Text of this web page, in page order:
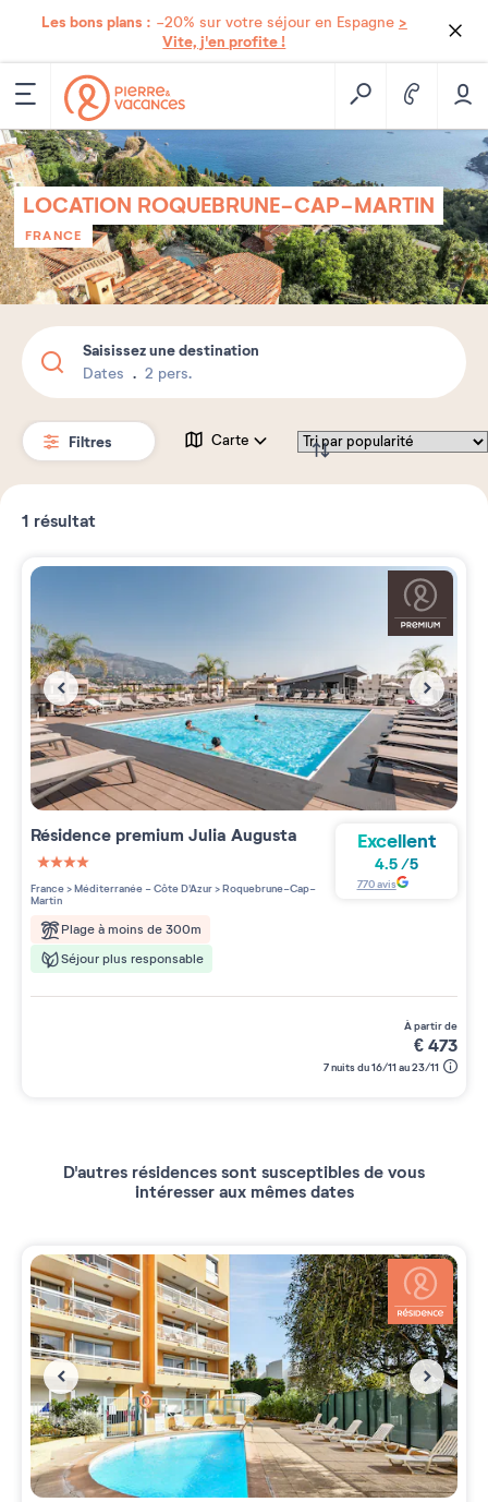
Les bons plans : -20% sur votre séjour en Espagne >
Vite, j'en profite !
LOCATION ROQUEBRUNE-CAP-MARTIN
FRANCE
Saisissez une destination
Dates 2 pers.
Filtres Carte
1 résultat
Résidence premium Julia Augusta
4 étoiles sur 5
France>Méditerranée - Côte D'Azur>Roquebrune-Cap-
Martin
Plage à moins de 300m
Séjour plus responsable
Excellent
4.5/5
770avis
à partir de
€473
7 nuits du 16/11 au 23/11
D'autres résidences sont susceptibles de vous
intéresser aux mêmes dates